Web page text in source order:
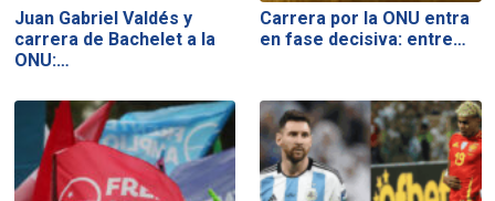
Juan Gabriel Valdés y
carrera de Bachelet a la
ONU:…
Carrera por la ONU entra
en fase decisiva: entre…